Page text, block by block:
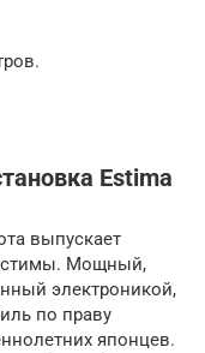
Estima
выпускает
Мощный,
электроникой,
по праву
японцев.